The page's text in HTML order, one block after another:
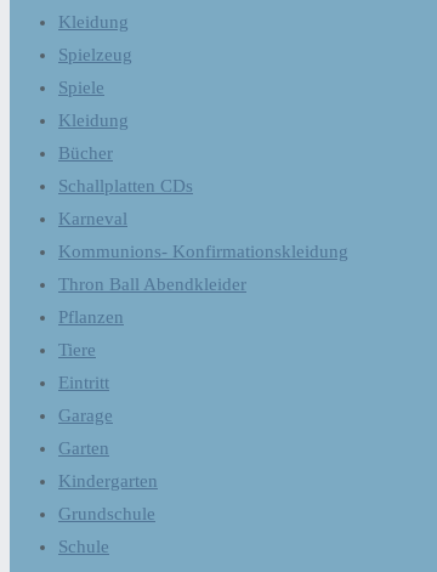
Kleidung
Spielzeug
Spiele
Kleidung
Bücher
Schallplatten CDs
Karneval
Kommunions- Konfirmationskleidung
Thron Ball Abendkleider
Pflanzen
Tiere
Eintritt
Garage
Garten
Kindergarten
Grundschule
Schule